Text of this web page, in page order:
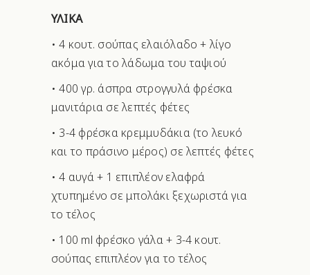
ΥΛΙΚΑ
• 4 κουτ. σούπας ελαιόλαδο + λίγο
ακόμα για το λάδωμα του ταψιού
• 400 γρ. άσπρα στρογγυλά φρέσκα
μανιτάρια σε λεπτές φέτες
• 3-4 φρέσκα κρεμμυδάκια (το λευκό
και το πράσινο μέρος) σε λεπτές φέτες
• 4 αυγά + 1 επιπλέον ελαφρά
χτυπημένο σε μπολάκι ξεχωριστά για
το τέλος
• 100 ml φρέσκο γάλα + 3-4 κουτ.
σούπας επιπλέον για το τέλος